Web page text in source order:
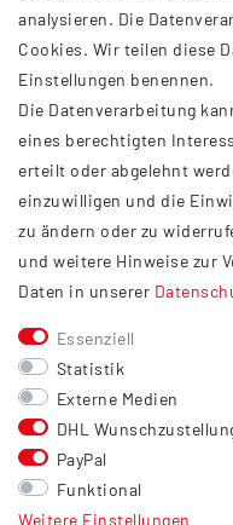
INFORMATIONEN
AGB
Impressum
Datenschutzerklärung
Widerrufsrecht
Barrierefreiheit
Service
Kontakt
Versand
Zahlung
Vertrag widerrufen
Sonstiges
analysieren. Die
Cookies. Wir teilen diese
Einstellungen benennen.
Die Datenverarbeitung
eines berechtigten
erteilt oder abgelehnt
einzuwilligen und die
zu ändern oder zu
und weitere Hinweise zur
Daten in unserer
Essenziell
Statistik
Externe Medien
DHL
PayPal
Funktional
Weitere Einstellungen